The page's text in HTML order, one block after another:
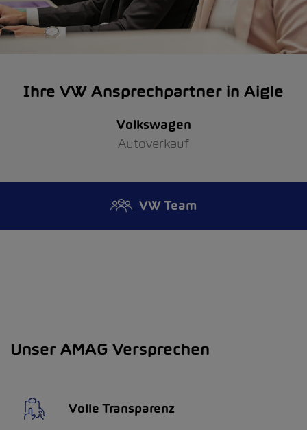
Ihre VW Ansprechpartner in Aigle
Volkswagen
Autoverkauf
VW Team
Unser AMAG Versprechen
Volle Transparenz